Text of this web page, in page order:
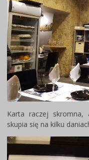
Karta raczej skromna,
skupia się na kilku